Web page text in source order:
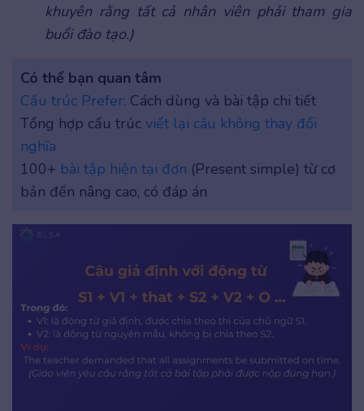
khuyên rằng tất cả nhân viên phải tham gia
buổi đào tạo.)
Có thể bạn quan tâm
Cấu trúc Prefer: Cách dùng và bài tập chi tiết
Tổng hợp cấu trúc viết lại câu không thay đổi
nghĩa
100+ bài tập hiện tại đơn (Present simple) từ cơ
bản đến nâng cao, có đáp án